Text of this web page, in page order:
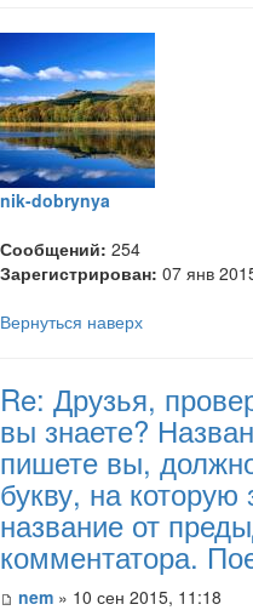
nik-dobrynya
Сообщений: 254
Зарегистрирован: 07 янв
Вернуться наверх
Re: Друзья,
вы знаете?
пишете вы,
букву, на которую
название от
комментатора.
nem » 10 сен 2015, 11:18